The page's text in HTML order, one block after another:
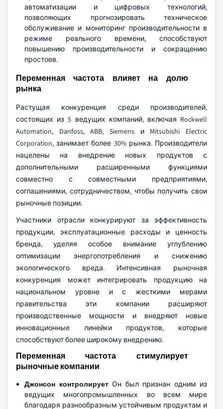
автоматизации и цифровых технологий,
позволяющих прогнозировать техническое
обслуживание и мониторинг производительности в
режиме реального времени, способствуют
повышению производительности и сокращению
простоев.
Переменная частота влияет на долю
рынка
Растущая конкуренция среди производителей,
состоящих из 5 ведущих компаний, включая Rockwell
Automation, Danfoss, ABB, Siemens и Mitsubishi Electric
Corporation, занимает более 30% рынка. Производители
нацелены на внедрение новых продуктов с
дополнительными расширенными функциями
совместно с совместными предприятиями,
соглашениями, сотрудничеством, чтобы получить свои
рыночные позиции.
Участники отрасли конкурируют за эффективность
продукции, эксплуатационные расходы и ценность
бренда, уделяя особое внимание углублению
оптимизации энергопотребления и снижению
экологического вреда. Интенсивная рыночная
конкуренция может интегрировать продукцию на
национальном уровне и с жесткими мерами
правительства эти компании расширяют
производственные мощности и внедряют новые
инновационные линейки продуктов, которые
способствуют более широкому внедрению.
Переменная частота стимулирует
рыночные компании
Джонсон контролирует Он был признан одним из
ведущих многопромышленных во всем мире
благодаря разнообразным устойчивым продуктам и